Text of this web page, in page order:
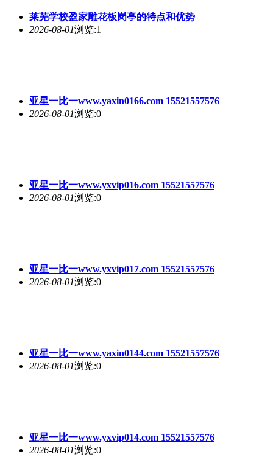
莱芜学校盈家雕花板岗亭的特点和优势
2026-08-01浏览:1
亚星一比一www.yaxin0166.com 15521557576
2026-08-01浏览:0
亚星一比一www.yxvip016.com 15521557576
2026-08-01浏览:0
亚星一比一www.yxvip017.com 15521557576
2026-08-01浏览:0
亚星一比一www.yaxin0144.com 15521557576
2026-08-01浏览:0
亚星一比一www.yxvip014.com 15521557576
2026-08-01浏览:0